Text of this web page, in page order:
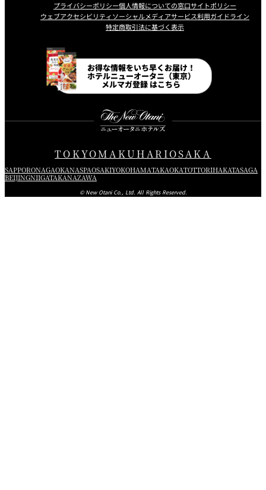
プライバシーポリシー個人情報についての窓口サイトポリシー
ウェブアクセシビリティソーシャルメディアサービス利用ガイドライン
特定商取引法に基づく表示
お得な情報をいち早くお届け！
ホテルニューオータニ（東京）
メルマガ登録 はこちら
TOKYOMAKUHARIOSAKA
SAPPORONAGAOKANASPAOSAKIYOKOHAMATAKAOKATOTTORIHAKATASAGA
BEIJINGNIIGATAKANAZAWA
© New Otani Co., Ltd. All Rights Reserved.